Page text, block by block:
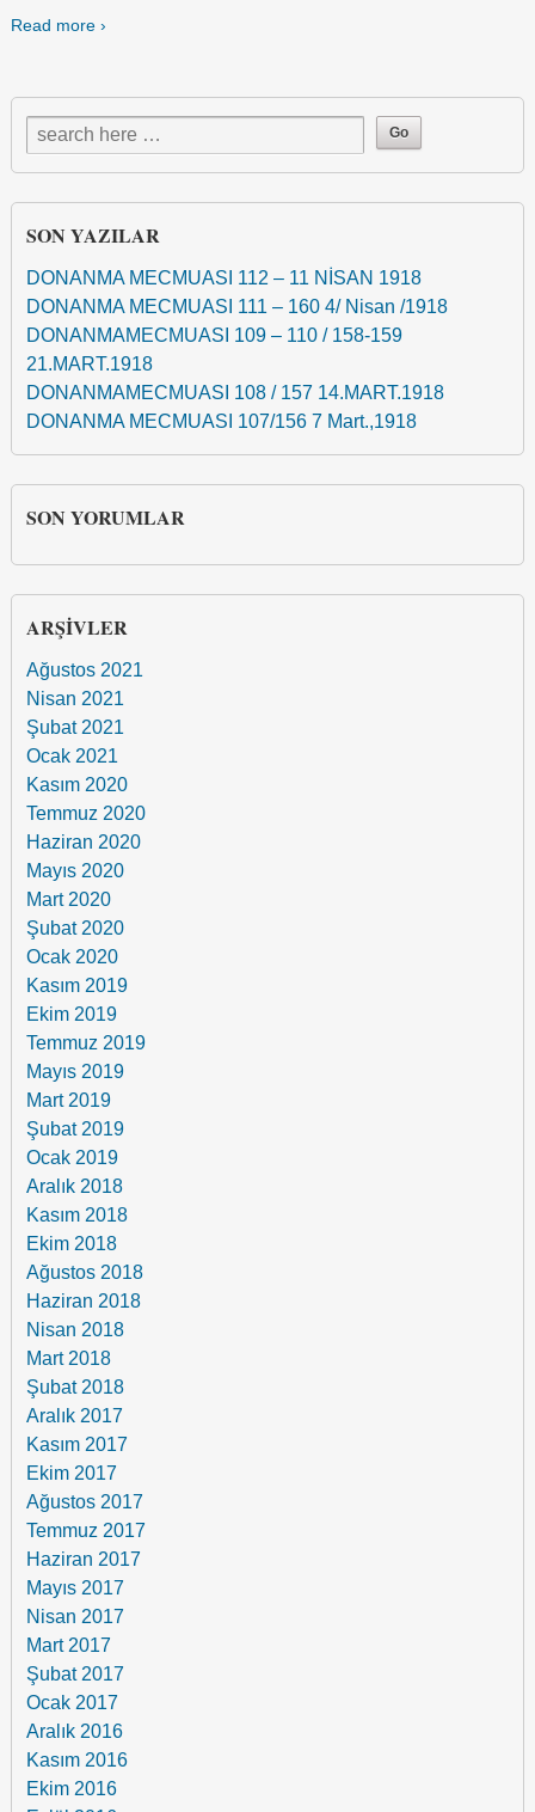
Read more ›
SON YAZILAR
DONANMA MECMUASI 112 – 11 NİSAN 1918
DONANMA MECMUASI 111 – 160 4/ Nisan /1918
DONANMAMECMUASI 109 – 110 / 158-159
21.MART.1918
DONANMAMECMUASI 108 / 157 14.MART.1918
DONANMA MECMUASI 107/156 7 Mart.,1918
SON YORUMLAR
ARŞIVLER
Ağustos 2021
Nisan 2021
Şubat 2021
Ocak 2021
Kasım 2020
Temmuz 2020
Haziran 2020
Mayıs 2020
Mart 2020
Şubat 2020
Ocak 2020
Kasım 2019
Ekim 2019
Temmuz 2019
Mayıs 2019
Mart 2019
Şubat 2019
Ocak 2019
Aralık 2018
Kasım 2018
Ekim 2018
Ağustos 2018
Haziran 2018
Nisan 2018
Mart 2018
Şubat 2018
Aralık 2017
Kasım 2017
Ekim 2017
Ağustos 2017
Temmuz 2017
Haziran 2017
Mayıs 2017
Nisan 2017
Mart 2017
Şubat 2017
Ocak 2017
Aralık 2016
Kasım 2016
Ekim 2016